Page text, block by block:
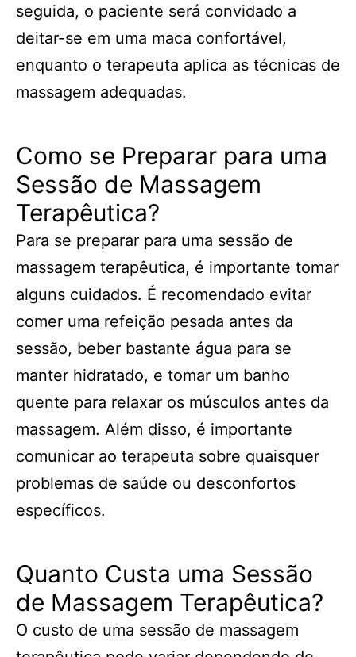
seguida, o paciente será convidado a
deitar-se em uma maca confortável,
enquanto o terapeuta aplica as técnicas de
massagem adequadas.
Como se Preparar para uma
Sessão de Massagem
Terapêutica?
Para se preparar para uma sessão de
massagem terapêutica, é importante tomar
alguns cuidados. É recomendado evitar
comer uma refeição pesada antes da
sessão, beber bastante água para se
manter hidratado, e tomar um banho
quente para relaxar os músculos antes da
massagem. Além disso, é importante
comunicar ao terapeuta sobre quaisquer
problemas de saúde ou desconfortos
específicos.
Quanto Custa uma Sessão
de Massagem Terapêutica?
O custo de uma sessão de massagem